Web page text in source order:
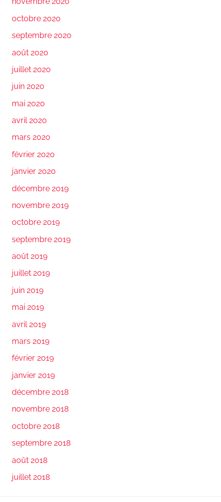
octobre 2020
septembre 2020
août 2020
juillet 2020
juin 2020
mai 2020
avril 2020
mars 2020
février 2020
janvier 2020
décembre 2019
novembre 2019
octobre 2019
septembre 2019
août 2019
juillet 2019
juin 2019
mai 2019
avril 2019
mars 2019
février 2019
janvier 2019
décembre 2018
novembre 2018
octobre 2018
septembre 2018
août 2018
juillet 2018